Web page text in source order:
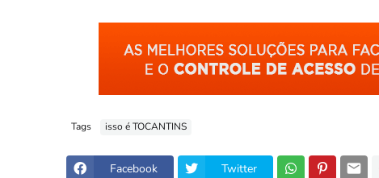
Tags isso é TOCANTINS
Facebook Twitter